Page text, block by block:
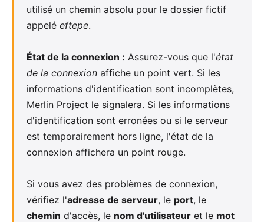
utilisé un chemin absolu pour le dossier fictif
appelé eftepe.
État de la connexion : Assurez-vous que l'état
de la connexion affiche un point vert. Si les
informations d'identification sont incomplètes,
Merlin Project le signalera. Si les informations
d'identification sont erronées ou si le serveur
est temporairement hors ligne, l'état de la
connexion affichera un point rouge.
Si vous avez des problèmes de connexion,
vérifiez l'adresse de serveur, le port, le
chemin d'accès, le nom d'utilisateur et le mot